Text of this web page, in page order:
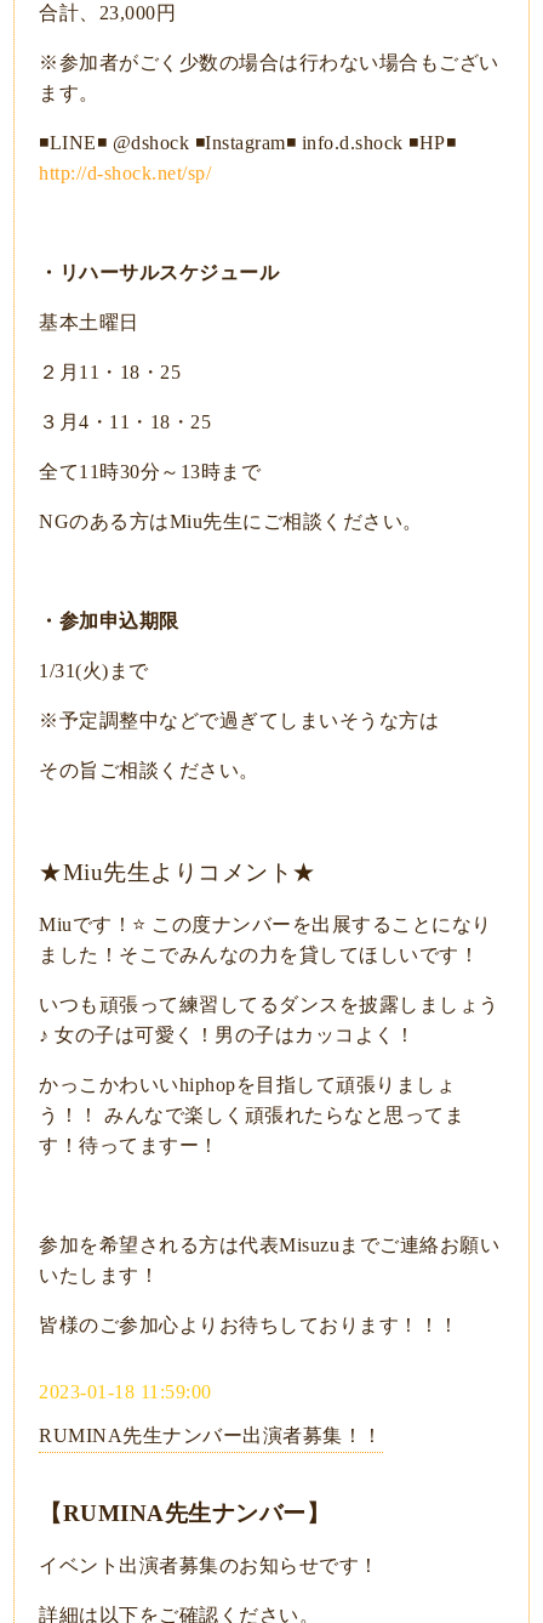
合計、23,000円
※参加者がごく少数の場合は行わない場合もござい
ます。
◾️LINE◾️ @dshock ◾️Instagram◾️ info.d.shock ◾️HP◾️
http://d-shock.net/sp/
・リハーサルスケジュール
基本土曜日
２月11・18・25
３月4・11・18・25
全て11時30分～13時まで
NGのある方はMiu先生にご相談ください。
・参加申込期限
1/31(火)まで
※予定調整中などで過ぎてしまいそうな方は
その旨ご相談ください。
★Miu先生よりコメント★
Miuです！⭐️ この度ナンバーを出展することになり
ました！そこでみんなの力を貸してほしいです！
いつも頑張って練習してるダンスを披露しましょう
♪ 女の子は可愛く！男の子はカッコよく！
かっこかわいいhiphopを目指して頑張りましょ
う！！ みんなで楽しく頑張れたらなと思ってま
す！待ってますー！
参加を希望される方は代表Misuzuまでご連絡お願い
いたします！
皆様のご参加心よりお待ちしております！！！
2023-01-18 11:59:00
RUMINA先生ナンバー出演者募集！！
【RUMINA先生ナンバー】
イベント出演者募集のお知らせです！
詳細は以下をご確認ください。